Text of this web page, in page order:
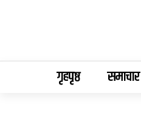
गृहपृष्ठ समाचार